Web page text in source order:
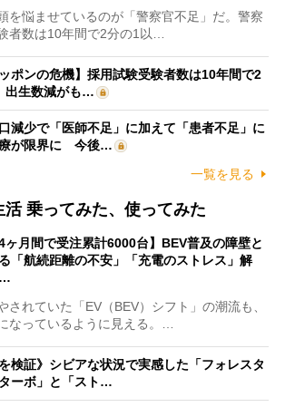
を悩ませているのが「警察官不足」だ。警察
者数は10年間で2分の1以…
ポンの危機】採用試験受験者数は10年間で2
生数減がも…
減少で「医師不足」に加えて「患者不足」に
療が限界に 今後…
一覧を見る
乗ってみた、使ってみた
4ヶ月間で受注累計6000台】BEV普及の障壁と
「航続距離の不安」「充電のストレス」解
れていた「EV（BEV）シフト」の潮流も、
なっているように見える。…
検証》シビアな状況で実感した「フォレスタ
ーボ」と「スト…